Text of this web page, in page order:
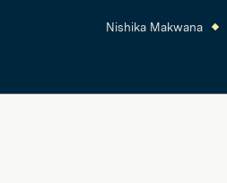
Nishika Makwana